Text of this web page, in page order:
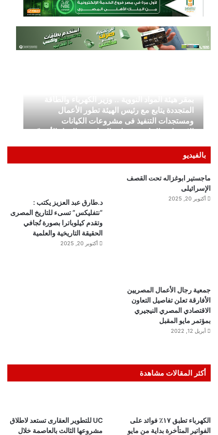
بالفيديو
ماجستير ابوغزاله تحت القصف
الإسرائيلى
أكتوبر 20, 2025
د.طارق عبد العزيز يكتب :
“نتفليكس” تسىء للتاريخ المصرى
وتقدم كيلوباترا بصورة تُجافي
الحقيقة التاريخية والعلمية
أكتوبر 20, 2025
جمعية رجال الأعمال المصريين
الأفارقة تعلن تفاصيل التعاون
الاقتصادي المصري النيجيري
بمؤتمر مايو المقبل
أبريل 12, 2022
أكثر المقالات مشاهدة
الكهرباء تطبق ١٧٪ فوائد على
الفواتير المتأخرة بداية من مايو
UC للتطوير العقارى تستعد لاطلاق
مشروعها الثالث بالعاصمة خلال